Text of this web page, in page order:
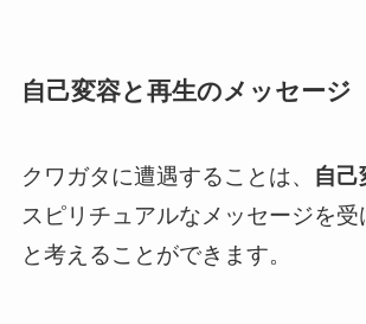
自己変容と再生のメッセージ
クワガタに遭遇することは、 自己
スピリチュアルなメッセージを受
と考えることができます。